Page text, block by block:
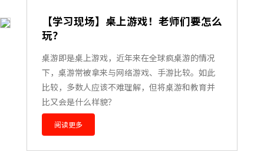
【学习现场】桌上游戏！老师们要怎么
玩？
桌游即是桌上游戏，近年来在全球疯桌游的情况
下，桌游常被拿来与网络游戏、手游比较。如此
比较，多数人应该不难理解，但将桌游和教育并
比又会是什么样貌？
阅读更多